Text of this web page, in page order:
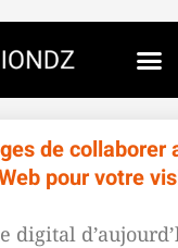
de collaborer
pour votre
digital